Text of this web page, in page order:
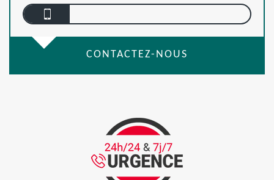
CONTACTEZ-NOUS